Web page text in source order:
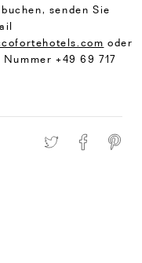
senden Sie
oder
+49 69 717